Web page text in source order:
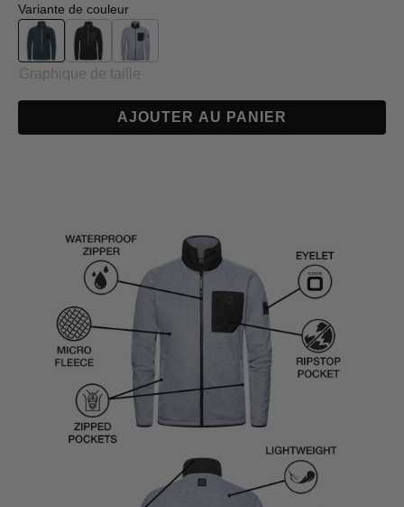
Sélectionnez
Variante de couleur
Navy Noir Gris clair
Graphique de taille
AJOUTER AU PANIER